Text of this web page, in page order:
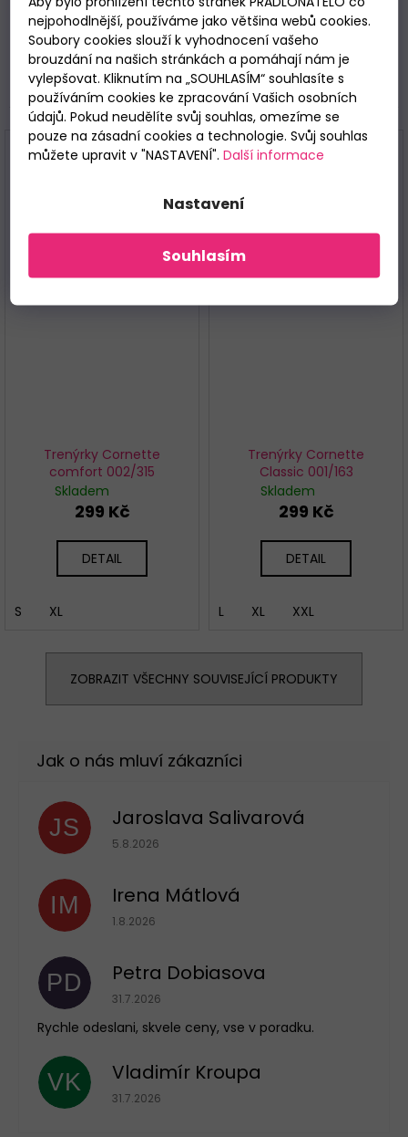
nejpohodlnější, používáme jako většina webů cookies.
Soubory cookies slouží k vyhodnocení vašeho
brouzdání na našich stránkách a pomáhají nám je
vylepšovat. Kliknutím na „SOUHLASÍM“ souhlasíte s
používáním cookies ke zpracování Vašich osobních
údajů. Pokud neudělíte svůj souhlas, omezíme se
pouze na zásadní cookies a technologie. Svůj souhlas
můžete upravit v "NASTAVENÍ". Další informace
Nastavení
Souhlasím
Materiálové složení: 100% bavlna.
Související
Trenýrky Cornette
comfort 002/315
Skladem
299 Kč
DETAIL
S XL
Trenýrky Cornette
Classic 001/163
Skladem
299 Kč
DETAIL
L XL XXL
ZOBRAZIT VŠECHNY SOUVISEJÍCÍ PRODUKTY
JS Jaroslava Salivarová
Hodnocení obchodu je 5 z 5 hvězdiček.
5.8.2026
IM Irena Mátlová
Hodnocení obchodu je 5 z 5 hvězdiček.
1.8.2026
PD Petra Dobiasova
Hodnocení obchodu je 5 z 5 hvězdiček.
31.7.2026
Rychle odeslani, skvele ceny, vse v poradku.
VK Vladimír Kroupa
Hodnocení obchodu je 5 z 5 hvězdiček.
31.7.2026